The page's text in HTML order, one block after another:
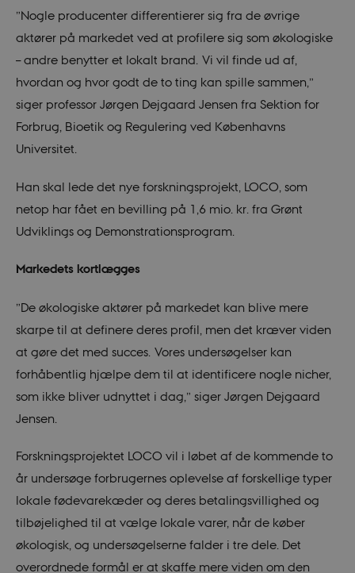
”Nogle producenter differentierer sig fra de øvrige
aktører på markedet ved at profilere sig som økologiske
– andre benytter et lokalt brand. Vi vil finde ud af,
hvordan og hvor godt de to ting kan spille sammen,”
siger professor Jørgen Dejgaard Jensen fra Sektion for
Forbrug, Bioetik og Regulering ved Københavns
Universitet.
Han skal lede det nye forskningsprojekt, LOCO, som
netop har fået en bevilling på 1,6 mio. kr. fra Grønt
Udviklings og Demonstrationsprogram.
Markedets kortlægges
”De økologiske aktører på markedet kan blive mere
skarpe til at definere deres profil, men det kræver viden
at gøre det med succes. Vores undersøgelser kan
forhåbentlig hjælpe dem til at identificere nogle nicher,
som ikke bliver udnyttet i dag,” siger Jørgen Dejgaard
Jensen.
Forskningsprojektet LOCO vil i løbet af de kommende to
år undersøge forbrugernes oplevelse af forskellige typer
lokale fødevarekæder og deres betalingsvillighed og
tilbøjelighed til at vælge lokale varer, når de køber
økologisk, og undersøgelserne falder i tre dele. Det
overordnede formål er at skaffe mere viden om den